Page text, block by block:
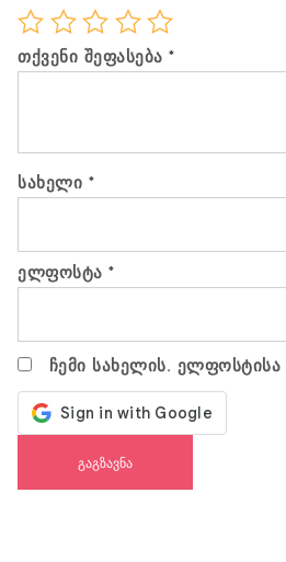
თქვენი შეფასება *
სახელი *
ელფოსტა *
ჩემი სახელის. ელფოსტისა